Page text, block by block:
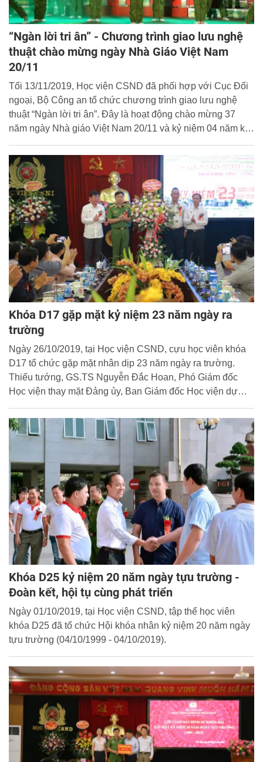
“Ngàn lời tri ân” - Chương trình giao lưu nghệ
thuật chào mừng ngày Nhà Giáo Việt Nam
20/11
Tối 13/11/2019, Học viện CSND đã phối hợp với Cục Đối
ngoại, Bộ Công an tổ chức chương trình giao lưu nghệ
thuật “Ngàn lời tri ân”. Đây là hoạt động chào mừng 37
năm ngày Nhà giáo Việt Nam 20/11 và kỷ niệm 04 năm ký
ngoại, Bộ Công an.
Khóa D17 gặp mặt kỷ niệm 23 năm ngày ra
trường
Ngày 26/10/2019, tại Học viện CSND, cựu học viên khóa
D17 tổ chức gặp mặt nhân dịp 23 năm ngày ra trường.
Thiếu tướng, GS.TS Nguyễn Đắc Hoan, Phó Giám đốc
Học viện thay mặt Đảng ủy, Ban Giám đốc Học viện dự
Khóa D25 kỷ niệm 20 năm ngày tựu trường -
Đoàn kết, hội tụ cùng phát triển
Ngày 01/10/2019, tại Học viện CSND, tập thể học viên
khóa D25 đã tổ chức Hội khóa nhân kỷ niệm 20 năm ngày
tựu trường (04/10/1999 - 04/10/2019).